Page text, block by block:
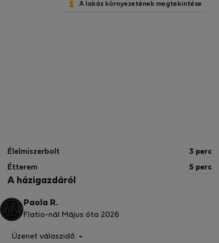
A lakás környezetének megtekintése
Élelmiszerbolt 3 perc
Étterem 5 perc
A házigazdáról
Paola R.
Flatio-nál Május óta 2026
Üzenet válaszidő: -